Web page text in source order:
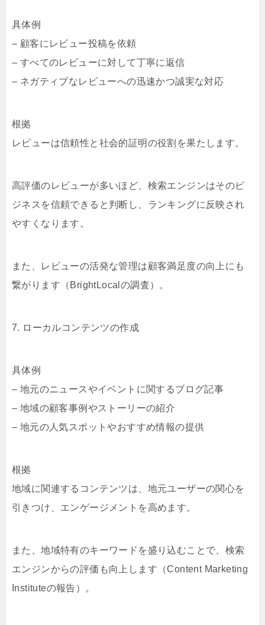
具体例
– 顧客にレビュー投稿を依頼
– すべてのレビューに対して丁寧に返信
– ネガティブなレビューへの迅速かつ誠実な対応
根拠
レビューは信頼性と社会的証明の役割を果たします。
高評価のレビューが多いほど、検索エンジンはそのビ
ジネスを信頼できると判断し、ランキングに反映され
やすくなります。
また、レビューの活発な管理は顧客満足度の向上にも
繋がります（BrightLocalの調査）。
7. ローカルコンテンツの作成
具体例
– 地元のニュースやイベントに関するブログ記事
– 地域の顧客事例やストーリーの紹介
– 地元の人気スポットやおすすめ情報の提供
根拠
地域に関連するコンテンツは、地元ユーザーの関心を
引きつけ、エンゲージメントを高めます。
また、地域特有のキーワードを盛り込むことで、検索
エンジンからの評価も向上します（Content Marketing
Instituteの報告）。